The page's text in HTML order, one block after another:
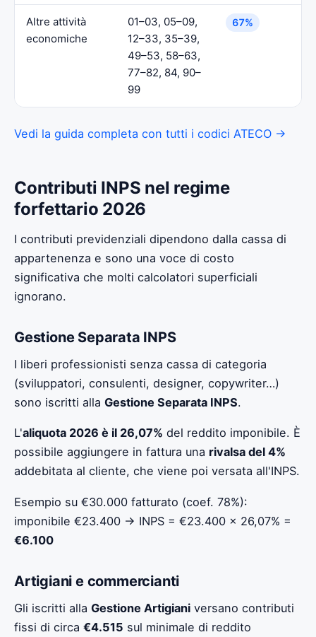
Altre attività
economiche
01–03, 05–09,
12–33, 35–39,
49–53, 58–63,
77–82, 84, 90–
99
67%
Vedi la guida completa con tutti i codici ATECO →
Contributi INPS nel regime
forfettario 2026
I contributi previdenziali dipendono dalla cassa di
appartenenza e sono una voce di costo
significativa che molti calcolatori superficiali
ignorano.
Gestione Separata INPS
I liberi professionisti senza cassa di categoria
(sviluppatori, consulenti, designer, copywriter…)
sono iscritti alla Gestione Separata INPS.
L'aliquota 2026 è il 26,07% del reddito imponibile. È
possibile aggiungere in fattura una rivalsa del 4%
addebitata al cliente, che viene poi versata all'INPS.
Esempio su €30.000 fatturato (coef. 78%):
imponibile €23.400 → INPS = €23.400 × 26,07% =
€6.100
Artigiani e commercianti
Gli iscritti alla Gestione Artigiani versano contributi
fissi di circa €4.515 sul minimale di reddito